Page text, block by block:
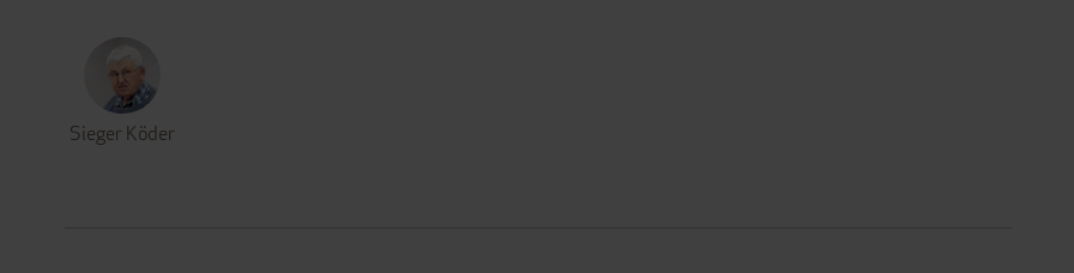
Sieger Köder